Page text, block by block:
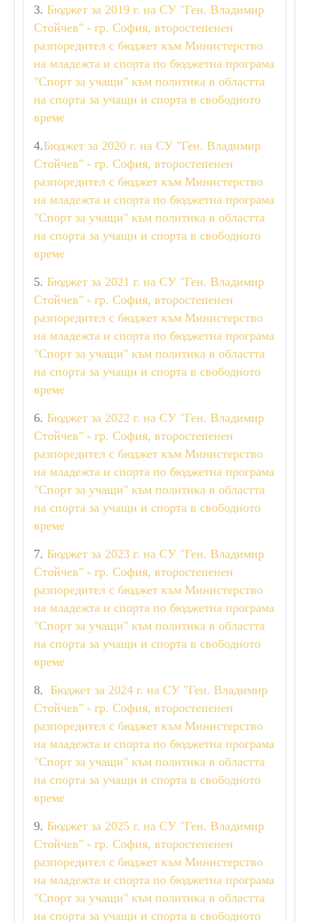
ЛЕКА АТЛЕТИКА
ПЛУВАНЕ
СПОРТНА ГИМНАСТИКА
СПОРТНА СТРЕЛБА
ХУДОЖЕСТВЕНА ГИМНАСТИКА
ФУТБОЛ
ВДИГАНЕ НА ТЕЖЕСТИ
ТАЕКУОНДО
НОВИНИ
УЧИЛИЩЕН ЖИВОТ
СПОРТНИ РЕЗУЛТАТИ
УЧЕБНА ГОДИНА 2025/2026
АДМИНИСТРАТИВНИ УСЛУГИ
ПРОФИЛ НА КУПУВАЧА
ТЪРГОВЕ
ЕКИП
УЧИТЕЛИ, ВЪЗПИТАТЕЛИ И АДМИНИСТРАЦИЯ
СВОБОДНИ РАБОТНИ МЕСТА
БЮДЖЕТ
ПРОЕКТИ
ПРОЕКТИ
ПРОГРАМА - "ЗАНИМАНИЯ ПО ИНТЕРЕСИ"
STEM ЦЕНТЪР СУ "ГЕН.ВЛ.СТОЙЧЕВ"
3. Бюджет за 2019 г. на СУ "Ген. Владимир
Стойчев" - гр. София, второстепенен
разпоредител с бюджет към Министерство
на младежта и спорта по бюджетна програма
"Спорт за учащи" към политика в областта
на спорта за учащи и спорта в свободното
време
4.Бюджет за 2020 г. на СУ "Ген. Владимир
Стойчев" - гр. София, второстепенен
разпоредител с бюджет към Министерство
на младежта и спорта по бюджетна програма
"Спорт за учащи" към политика в областта
на спорта за учащи и спорта в свободното
време
5. Бюджет за 2021 г. на СУ "Ген. Владимир
Стойчев" - гр. София, второстепенен
разпоредител с бюджет към Министерство
на младежта и спорта по бюджетна програма
"Спорт за учащи" към политика в областта
на спорта за учащи и спорта в свободното
време
6. Бюджет за 2022 г. на СУ "Ген. Владимир
Стойчев" - гр. София, второстепенен
разпоредител с бюджет към Министерство
на младежта и спорта по бюджетна програма
"Спорт за учащи" към политика в областта
на спорта за учащи и спорта в свободното
време
7. Бюджет за 2023 г. на СУ "Ген. Владимир
Стойчев" - гр. София, второстепенен
разпоредител с бюджет към Министерство
на младежта и спорта по бюджетна програма
"Спорт за учащи" към политика в областта
на спорта за учащи и спорта в свободното
време
8. Бюджет за 2024 г. на СУ "Ген. Владимир
Стойчев" - гр. София, второстепенен
разпоредител с бюджет към Министерство
на младежта и спорта по бюджетна програма
"Спорт за учащи" към политика в областта
на спорта за учащи и спорта в свободното
време
9. Бюджет за 2025 г. на СУ "Ген. Владимир
Стойчев" - гр. София, второстепенен
разпоредител с бюджет към Министерство
на младежта и спорта по бюджетна програма
"Спорт за учащи" към политика в областта
на спорта за учащи и спорта в свободното